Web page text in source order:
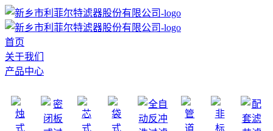
首页
关于我们
产品中心